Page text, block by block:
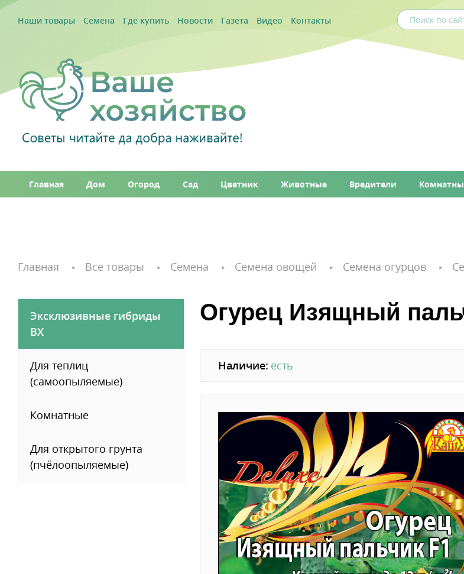
Наши товары Семена Где купить Новости Газета Видео Контакты
Главная Дом Огород Сад Цветник Животные Вредители
Главная Все товары Семена Семена овощей Семена огурцов
Эксклюзивные гибриды
ВХ
Для теплиц
(самоопыляемые)
Комнатные
Для открытого грунта
(пчёлоопыляемые)
Огурец Изящный
Наличие: есть